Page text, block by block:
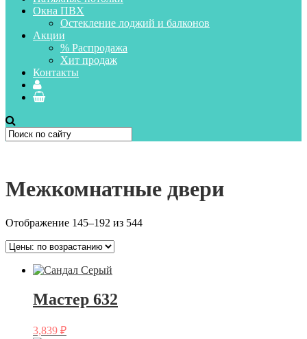
Окна ПВХ
Остекление лоджий и балконов
Акции
% Распродажа
Хит продаж
Контакты
Межкомнатные двери
Отображение 145–192 из 544
Мастер 632
3,839 ₽